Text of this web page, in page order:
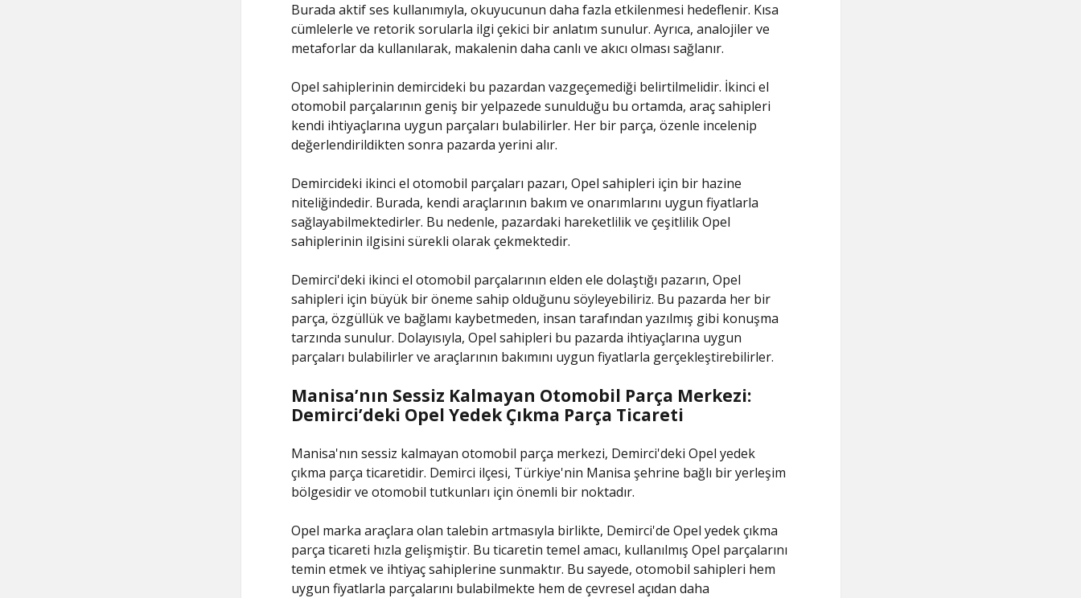
Burada aktif ses kullanımıyla, okuyucunun daha fazla etkilenmesi hedeflenir. Kısa
cümlelerle ve retorik sorularla ilgi çekici bir anlatım sunulur. Ayrıca, analojiler ve
metaforlar da kullanılarak, makalenin daha canlı ve akıcı olması sağlanır.
Opel sahiplerinin demircideki bu pazardan vazgeçemediği belirtilmelidir. İkinci el
otomobil parçalarının geniş bir yelpazede sunulduğu bu ortamda, araç sahipleri
kendi ihtiyaçlarına uygun parçaları bulabilirler. Her bir parça, özenle incelenip
değerlendirildikten sonra pazarda yerini alır.
Demircideki ikinci el otomobil parçaları pazarı, Opel sahipleri için bir hazine
niteliğindedir. Burada, kendi araçlarının bakım ve onarımlarını uygun fiyatlarla
sağlayabilmektedirler. Bu nedenle, pazardaki hareketlilik ve çeşitlilik Opel
sahiplerinin ilgisini sürekli olarak çekmektedir.
Demirci'deki ikinci el otomobil parçalarının elden ele dolaştığı pazarın, Opel
sahipleri için büyük bir öneme sahip olduğunu söyleyebiliriz. Bu pazarda her bir
parça, özgüllük ve bağlamı kaybetmeden, insan tarafından yazılmış gibi konuşma
tarzında sunulur. Dolayısıyla, Opel sahipleri bu pazarda ihtiyaçlarına uygun
parçaları bulabilirler ve araçlarının bakımını uygun fiyatlarla gerçekleştirebilirler.
Manisa’nın Sessiz Kalmayan Otomobil Parça Merkezi:
Demirci’deki Opel Yedek Çıkma Parça Ticareti
Manisa'nın sessiz kalmayan otomobil parça merkezi, Demirci'deki Opel yedek
çıkma parça ticaretidir. Demirci ilçesi, Türkiye'nin Manisa şehrine bağlı bir yerleşim
bölgesidir ve otomobil tutkunları için önemli bir noktadır.
Opel marka araçlara olan talebin artmasıyla birlikte, Demirci'de Opel yedek çıkma
parça ticareti hızla gelişmiştir. Bu ticaretin temel amacı, kullanılmış Opel parçalarını
temin etmek ve ihtiyaç sahiplerine sunmaktır. Bu sayede, otomobil sahipleri hem
uygun fiyatlarla parçalarını bulabilmekte hem de çevresel açıdan daha